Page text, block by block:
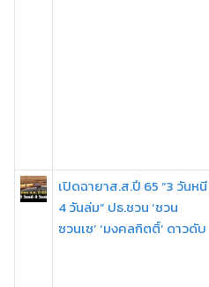
เปิดฉายาส.ส.ปี 65 “3 วันหนี
4 วันล่ม” ปธ.ชวน ‘ชวน
ซวนเซ’ ‘มงคลกิตติ์’ ดาวดับ